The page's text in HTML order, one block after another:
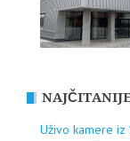
Uživo kamere iz